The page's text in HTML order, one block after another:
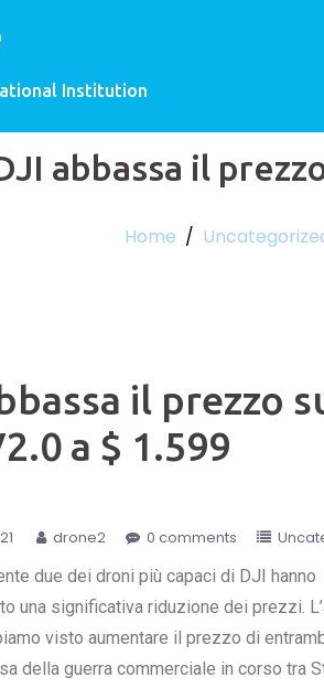
Institution
abbassa il
Home /
il prezzo
a $ 1.599
drone2 0 comments
due dei droni più capaci di DJI hanno
una significativa riduzione dei prezzi.
visto aumentare il prezzo di
della guerra commerciale in corso tra